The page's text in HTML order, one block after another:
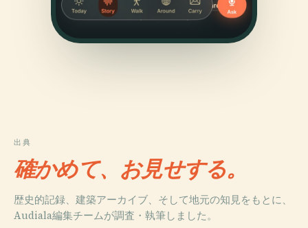
出典
確かめて、お見せする。
歴史的記録、建築アーカイブ、そして地元の知見をもとに、
Audiala編集チームが調査・執筆しました。